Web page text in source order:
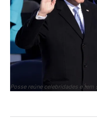
Posse reúne celebridades e